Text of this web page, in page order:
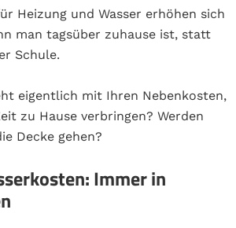
Heizung und Wasser erhöhen sich
man tagsüber zuhause ist, statt
Schule.
eigentlich mit Ihren Nebenkosten,
zu Hause verbringen? Werden
Decke gehen?
Immer in